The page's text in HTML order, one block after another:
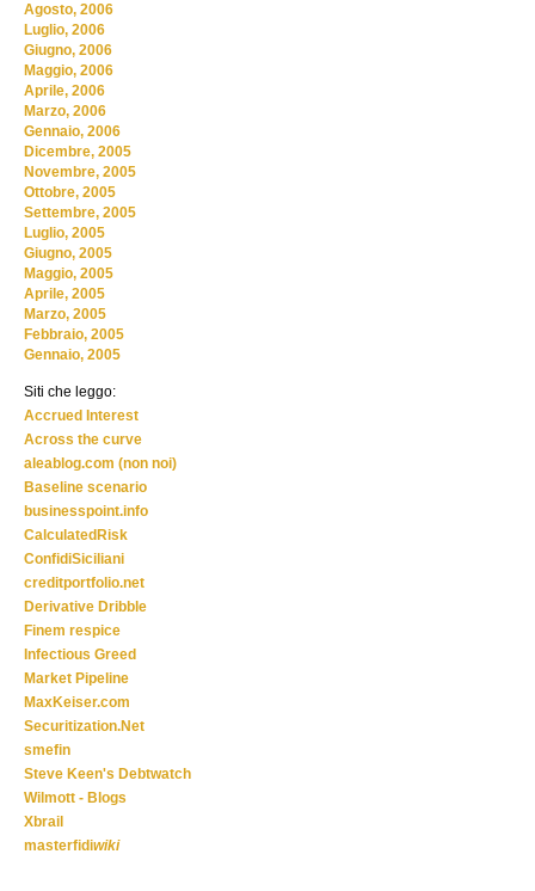
Agosto, 2006
Luglio, 2006
Giugno, 2006
Maggio, 2006
Aprile, 2006
Marzo, 2006
Gennaio, 2006
Dicembre, 2005
Novembre, 2005
Ottobre, 2005
Settembre, 2005
Luglio, 2005
Giugno, 2005
Maggio, 2005
Aprile, 2005
Marzo, 2005
Febbraio, 2005
Gennaio, 2005
Siti che leggo:
Accrued Interest
Across the curve
aleablog.com (non noi)
Baseline scenario
businesspoint.info
CalculatedRisk
ConfidiSiciliani
creditportfolio.net
Derivative Dribble
Finem respice
Infectious Greed
Market Pipeline
MaxKeiser.com
Securitization.Net
smefin
Steve Keen's Debtwatch
Wilmott - Blogs
Xbrail
masterfidiwiki